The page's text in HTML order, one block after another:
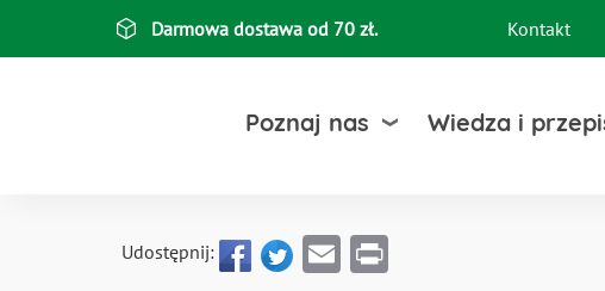
Darmowa dostawa od 70 zł. Kontakt
Poznaj nas Wiedza i
Udostępnij: Email